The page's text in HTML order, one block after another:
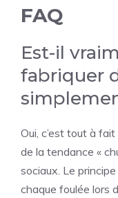
FAQ
Est-il
fabriquer
Oui, c’est tout à
de la tendance «
sociaux. Le
chaque foulée lors